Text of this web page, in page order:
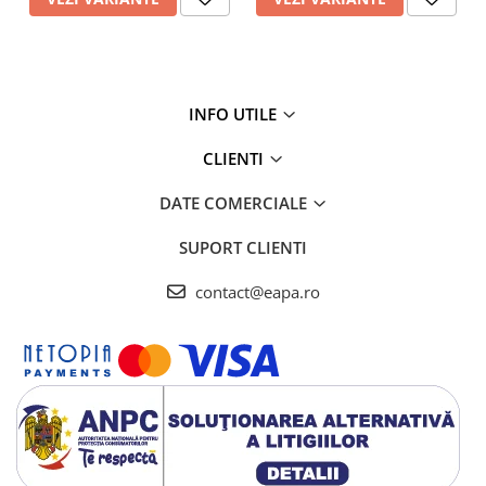
INFO UTILE
CLIENTI
DATE COMERCIALE
SUPORT CLIENTI
contact@eapa.ro